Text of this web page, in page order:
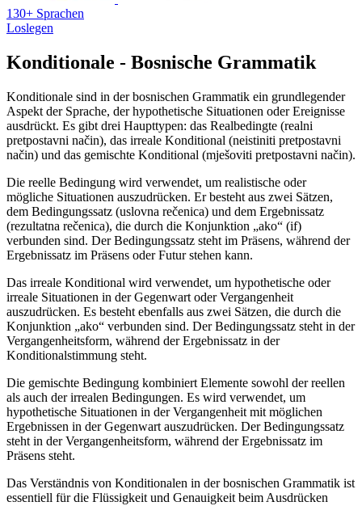
130+ Sprachen
Loslegen
Konditionale - Bosnische Grammatik
Konditionale sind in der bosnischen Grammatik ein grundlegender
Aspekt der Sprache, der hypothetische Situationen oder Ereignisse
ausdrückt. Es gibt drei Haupttypen: das Realbedingte (realni
pretpostavni način), das irreale Konditional (neistiniti pretpostavni
način) und das gemischte Konditional (mješoviti pretpostavni način).
Die reelle Bedingung wird verwendet, um realistische oder
mögliche Situationen auszudrücken. Er besteht aus zwei Sätzen,
dem Bedingungssatz (uslovna rečenica) und dem Ergebnissatz
(rezultatna rečenica), die durch die Konjunktion „ako“ (if)
verbunden sind. Der Bedingungssatz steht im Präsens, während der
Ergebnissatz im Präsens oder Futur stehen kann.
Das irreale Konditional wird verwendet, um hypothetische oder
irreale Situationen in der Gegenwart oder Vergangenheit
auszudrücken. Es besteht ebenfalls aus zwei Sätzen, die durch die
Konjunktion „ako“ verbunden sind. Der Bedingungssatz steht in der
Vergangenheitsform, während der Ergebnissatz in der
Konditionalstimmung steht.
Die gemischte Bedingung kombiniert Elemente sowohl der reellen
als auch der irrealen Bedingungen. Es wird verwendet, um
hypothetische Situationen in der Vergangenheit mit möglichen
Ergebnissen in der Gegenwart auszudrücken. Der Bedingungssatz
steht in der Vergangenheitsform, während der Ergebnissatz im
Präsens steht.
Das Verständnis von Konditionalen in der bosnischen Grammatik ist
essentiell für die Flüssigkeit und Genauigkeit beim Ausdrücken